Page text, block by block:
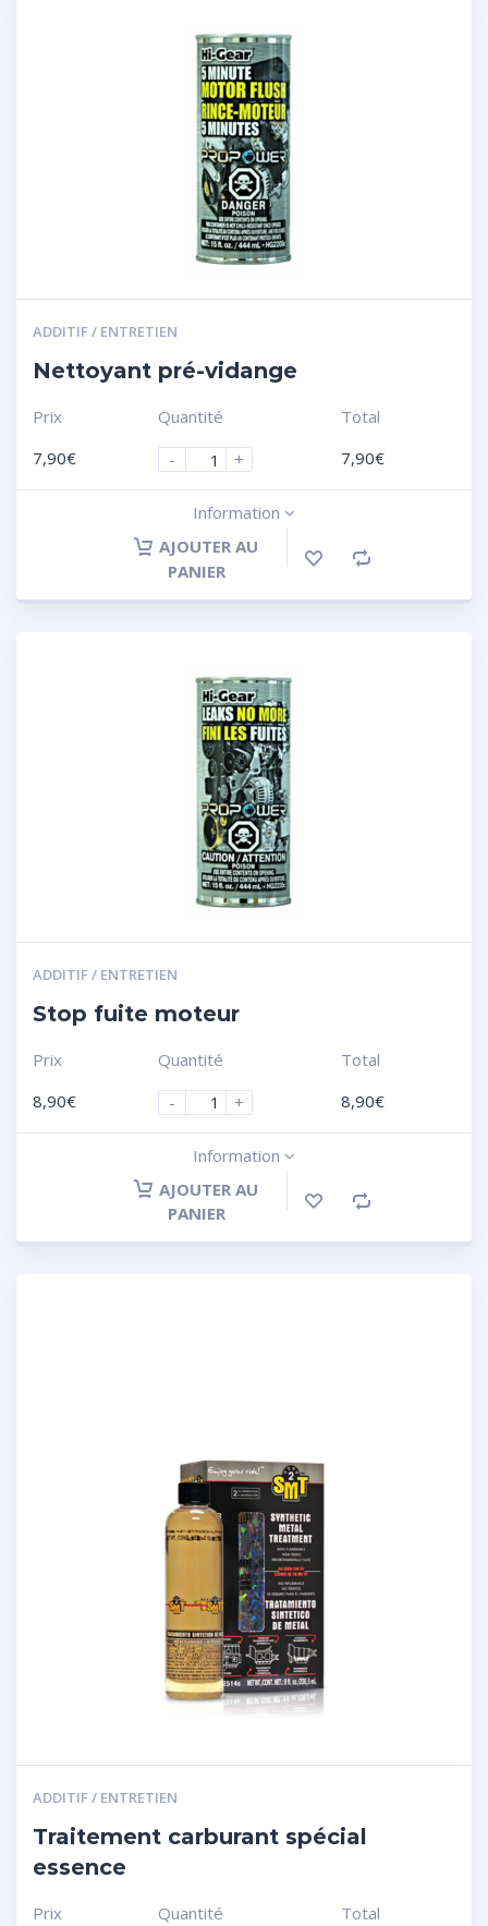
ADDITIF / ENTRETIEN
Nettoyant pré-vidange
Prix
7,90€
Quantité
-
+
Total
7,90€
Information
AJOUTER AU
PANIER
ADDITIF / ENTRETIEN
Stop fuite moteur
Prix
8,90€
Quantité
-
+
Total
8,90€
Information
AJOUTER AU
PANIER
ADDITIF / ENTRETIEN
Traitement carburant spécial
essence
Prix Quantité Total